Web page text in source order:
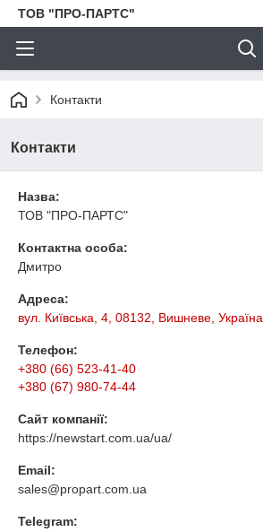
ТОВ "ПРО-ПАРТС"
Контакти
Контакти
Назва:
ТОВ "ПРО-ПАРТС"
Контактна особа:
Дмитро
Адреса:
вул. Київська, 4, 08132, Вишневе, Україна
Телефон:
+380 (66) 523-41-40
+380 (67) 980-74-44
Сайт компанії:
https://newstart.com.ua/ua/
Email:
sales@propart.com.ua
Telegram: